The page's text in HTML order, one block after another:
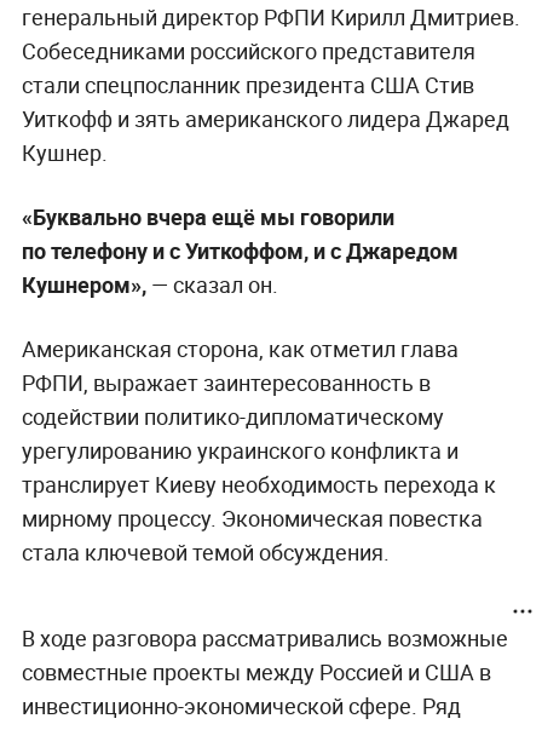
генеральный директор РФПИ Кирилл Дмитриев.
Собеседниками российского представителя
стали спецпосланник президента США Стив
Уиткофф и зять американского лидера Джаред
Кушнер.
«Буквально вчера ещё мы говорили
по телефону и с Уиткоффом, и с Джаредом
Кушнером»,— сказал он.
Американская сторона, как отметил глава
РФПИ, выражает заинтересованность в
содействии политико-дипломатическому
урегулированию украинского конфликта и
транслирует Киеву необходимость перехода к
мирному процессу. Экономическая повестка
стала ключевой темой обсуждения.
В ходе разговора рассматривались возможные
совместные проекты между Россией и США в
инвестиционно-экономической сфере. Ряд